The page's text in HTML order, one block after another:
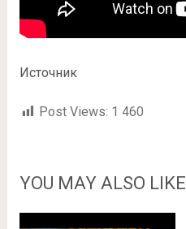
Источник
Post Views: 1 460
YOU MAY ALSO LIKE